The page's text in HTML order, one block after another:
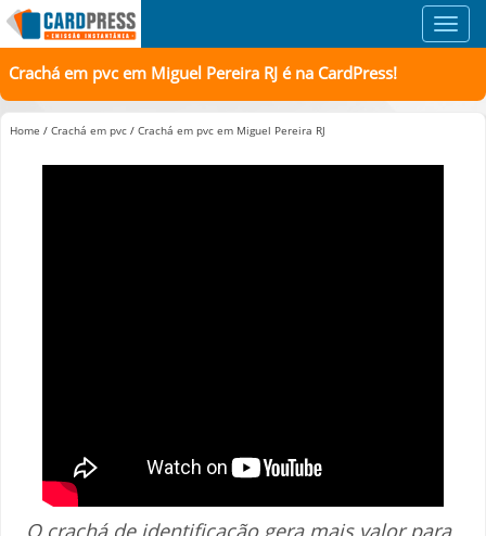
Crachá em pvc em Miguel Pereira RJ é na CardPress!
Home / Crachá em pvc / Crachá em pvc em Miguel Pereira RJ
O crachá de identificação gera mais valor para